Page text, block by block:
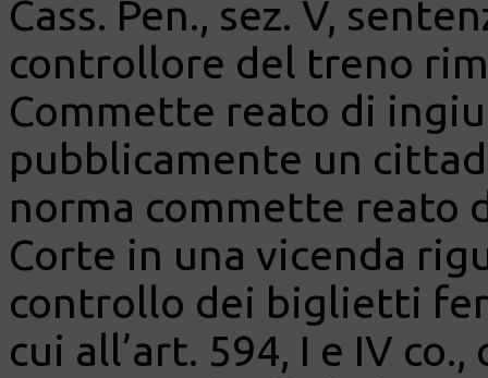
Cass. Pen., sez. V,
controllore del treno
Commette reato di
pubblicamente un
norma commette reato
Corte in una vicenda
controllo dei biglietti
cui all’art. 594, I e IV